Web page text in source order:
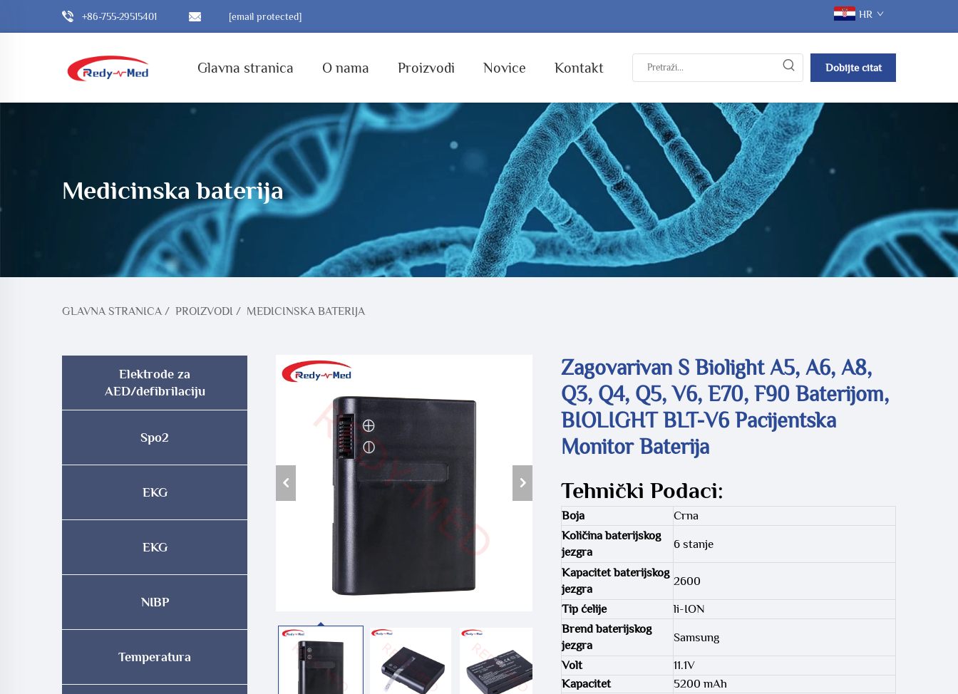
+86-755-29515401 [email protected] HR
Glavna stranica O nama Proizvodi Novice Kontakt Dobijte citat
Medicinska baterija
GLAVNA STRANICA/ PROIZVODI / MEDICINSKA BATERIJA
Elektrode za
AED/defibrilaciju
Spo2
EKG
EKG
NIBP
Temperatura
Zagovarivan S Biolight A5, A6, A8,
Q3, Q4, Q5, V6, E70, F90 Baterijom,
BIOLIGHT BLT-V6 Pacijentska
Monitor Baterija
Tehnički Podaci:
Boja
Crna
Količina baterijskog
jezgra
6 stanje
Kapacitet baterijskog
jezgra
2600
Tip ćelije
li-ION
Brend baterijskog
jezgra
Samsung
Volt
11.1V
Kapacitet
5200 mAh